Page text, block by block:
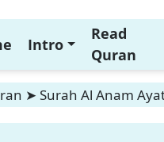
Intro
Read
Quran
➤ Surah Al Anam